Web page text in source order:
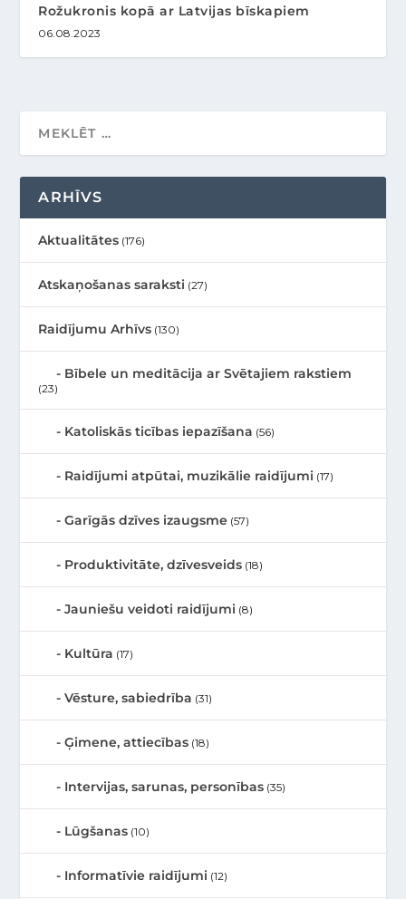
Rožukronis kopā ar Latvijas bīskapiem
06.08.2023
ARHĪVS
Aktualitātes (176)
Atskaņošanas saraksti (27)
Raidījumu Arhīvs (130)
Bībele un meditācija ar Svētajiem rakstiem
(23)
Katoliskās ticības iepazīšana (56)
Raidījumi atpūtai, muzikālie raidījumi (17)
Garīgās dzīves izaugsme (57)
Produktivitāte, dzīvesveids (18)
Jauniešu veidoti raidījumi (8)
Kultūra (17)
Vēsture, sabiedrība (31)
Ģimene, attiecības (18)
Intervijas, sarunas, personības (35)
Lūgšanas (10)
Informatīvie raidījumi (12)